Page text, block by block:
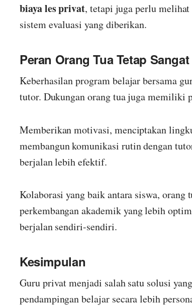
biaya les privat, tetapi juga perlu
sistem evaluasi yang diberikan.
Peran Orang Tua Tetap
Keberhasilan program belajar bersama
tutor. Dukungan orang tua juga memiliki
Memberikan motivasi, menciptakan
membangun komunikasi rutin dengan
berjalan lebih efektif.
Kolaborasi yang baik antara siswa, orang
perkembangan akademik yang lebih
berjalan sendiri-sendiri.
Kesimpulan
Guru privat menjadi salah satu solusi
pendampingan belajar secara lebih